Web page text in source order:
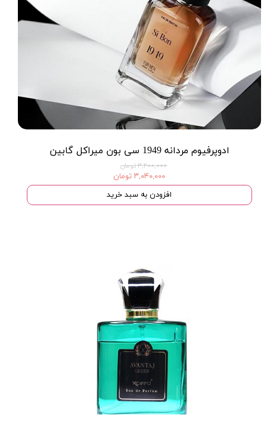
ادوپرفیوم مردانه 1949 سی بون میراکل گابین
۳,۲۰۰,۰۰۰ تومان
۳,۰۴۰,۰۰۰ تومان
افزودن به سبد خرید